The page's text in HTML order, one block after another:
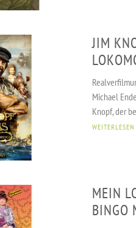
JIM
Michael
Knopf, der
WEITERLESEN
MEIN
BINGO